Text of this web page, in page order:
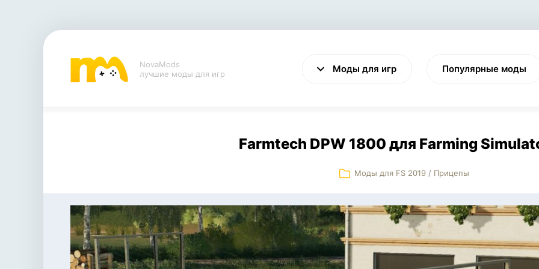
NovaMods
лучшие моды для игр
Моды для игр
VALHEIM CYBERPUNK 2077
Популярные моды
Farmtech DPW 1800 для Farming
Моды для FS 2019 / Прицепы